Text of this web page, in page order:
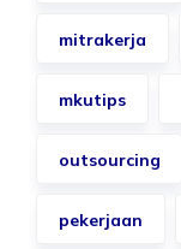
mitrakerja
mkutips
outsourcing
pekerjaan